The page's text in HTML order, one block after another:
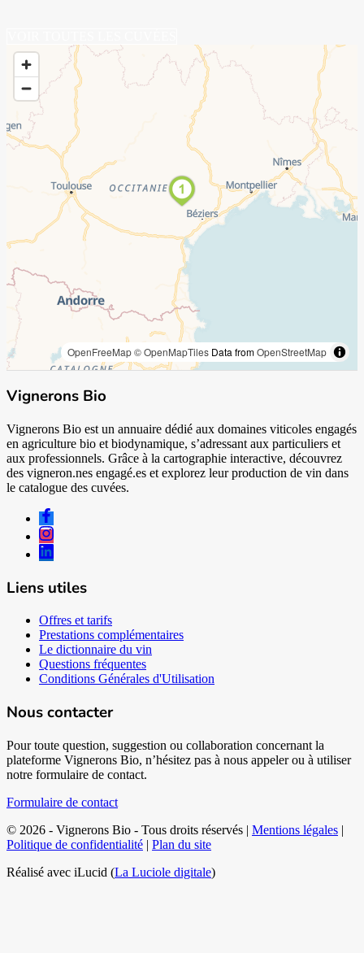
OpenFreeMap© OpenMapTiles Data fromOpenStreetMap
Vignerons Bio
Vignerons Bio est un annuaire dédié aux domaines viticoles engagés
en agriculture bio et biodynamique, s’adressant aux particuliers et
aux professionnels. Grâce à la cartographie interactive, découvrez
des vigneron.nes engagé.es et explorez leur production de vin dans
le catalogue des cuvées.
Liens utiles
Offres et tarifs
Prestations complémentaires
Le dictionnaire du vin
Questions fréquentes
Conditions Générales d'Utilisation
Nous contacter
Pour toute question, suggestion ou collaboration concernant la
plateforme Vignerons Bio, n’hésitez pas à nous appeler ou à utiliser
notre formulaire de contact.
Formulaire de contact
© 2026 - Vignerons Bio - Tous droits réservés | Mentions légales |
Politique de confidentialité | Plan du site
Réalisé avec iLucid (La Luciole digitale)